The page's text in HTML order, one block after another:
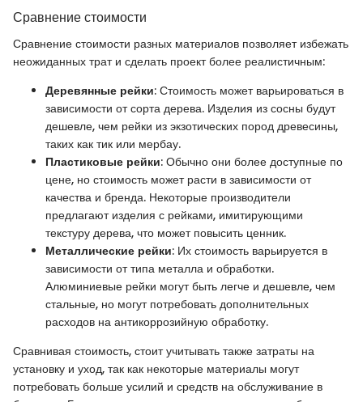
Сравнение стоимости
Сравнение стоимости разных материалов позволяет избежать
неожиданных трат и сделать проект более реалистичным:
Деревянные рейки: Стоимость может варьироваться в
зависимости от сорта дерева. Изделия из сосны будут
дешевле, чем рейки из экзотических пород древесины,
таких как тик или мербау.
Пластиковые рейки: Обычно они более доступные по
цене, но стоимость может расти в зависимости от
качества и бренда. Некоторые производители
предлагают изделия с рейками, имитирующими
текстуру дерева, что может повысить ценник.
Металлические рейки: Их стоимость варьируется в
зависимости от типа металла и обработки.
Алюминиевые рейки могут быть легче и дешевле, чем
стальные, но могут потребовать дополнительных
расходов на антикоррозийную обработку.
Сравнивая стоимость, стоит учитывать также затраты на
установку и уход, так как некоторые материалы могут
потребовать больше усилий и средств на обслуживание в